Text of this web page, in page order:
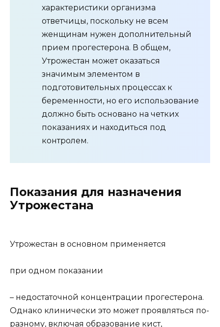
характеристики организма
ответчицы, поскольку не всем
женщинам нужен дополнительный
прием прогестерона. В общем,
Утрожестан может оказаться
значимым элементом в
подготовительных процессах к
беременности, но его использование
должно быть основано на четких
показаниях и находиться под
контролем.
Показания для назначения
Утрожестана
Утрожестан в основном применяется
при одном показании
– недостаточной концентрации прогестерона.
Однако клинически это может проявляться по-
разному, включая образование кист,